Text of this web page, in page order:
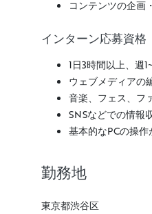
コンテンツの企画
インターン応募資格
1日3時間以上、週
ウェブメディアの
音楽、フェス、フ
SNSなどでの情報
基本的なPCの操
勤務地
東京都渋谷区